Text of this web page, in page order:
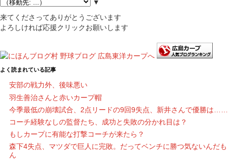
▼
来てくださってありがとうございます
よろしければ応援クリックお願いします
よく読まれている記事
安部の戦力外、後味悪い
羽生善治さんと赤いカープ帽
今季最低の崩壊試合、2点リードの9回9失点、新井さんで優勝は……
コーチ経験なしの監督たち、成功と失敗の分かれ目は？
もしカープに有能な打撃コーチが来たら？
森下4失点、マツダで巨人に完敗。だってベンチに勝つ気ないんだも
ん